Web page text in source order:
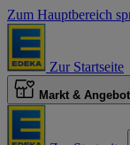
Zum Hauptbereich
Zur Startseite
Markt &